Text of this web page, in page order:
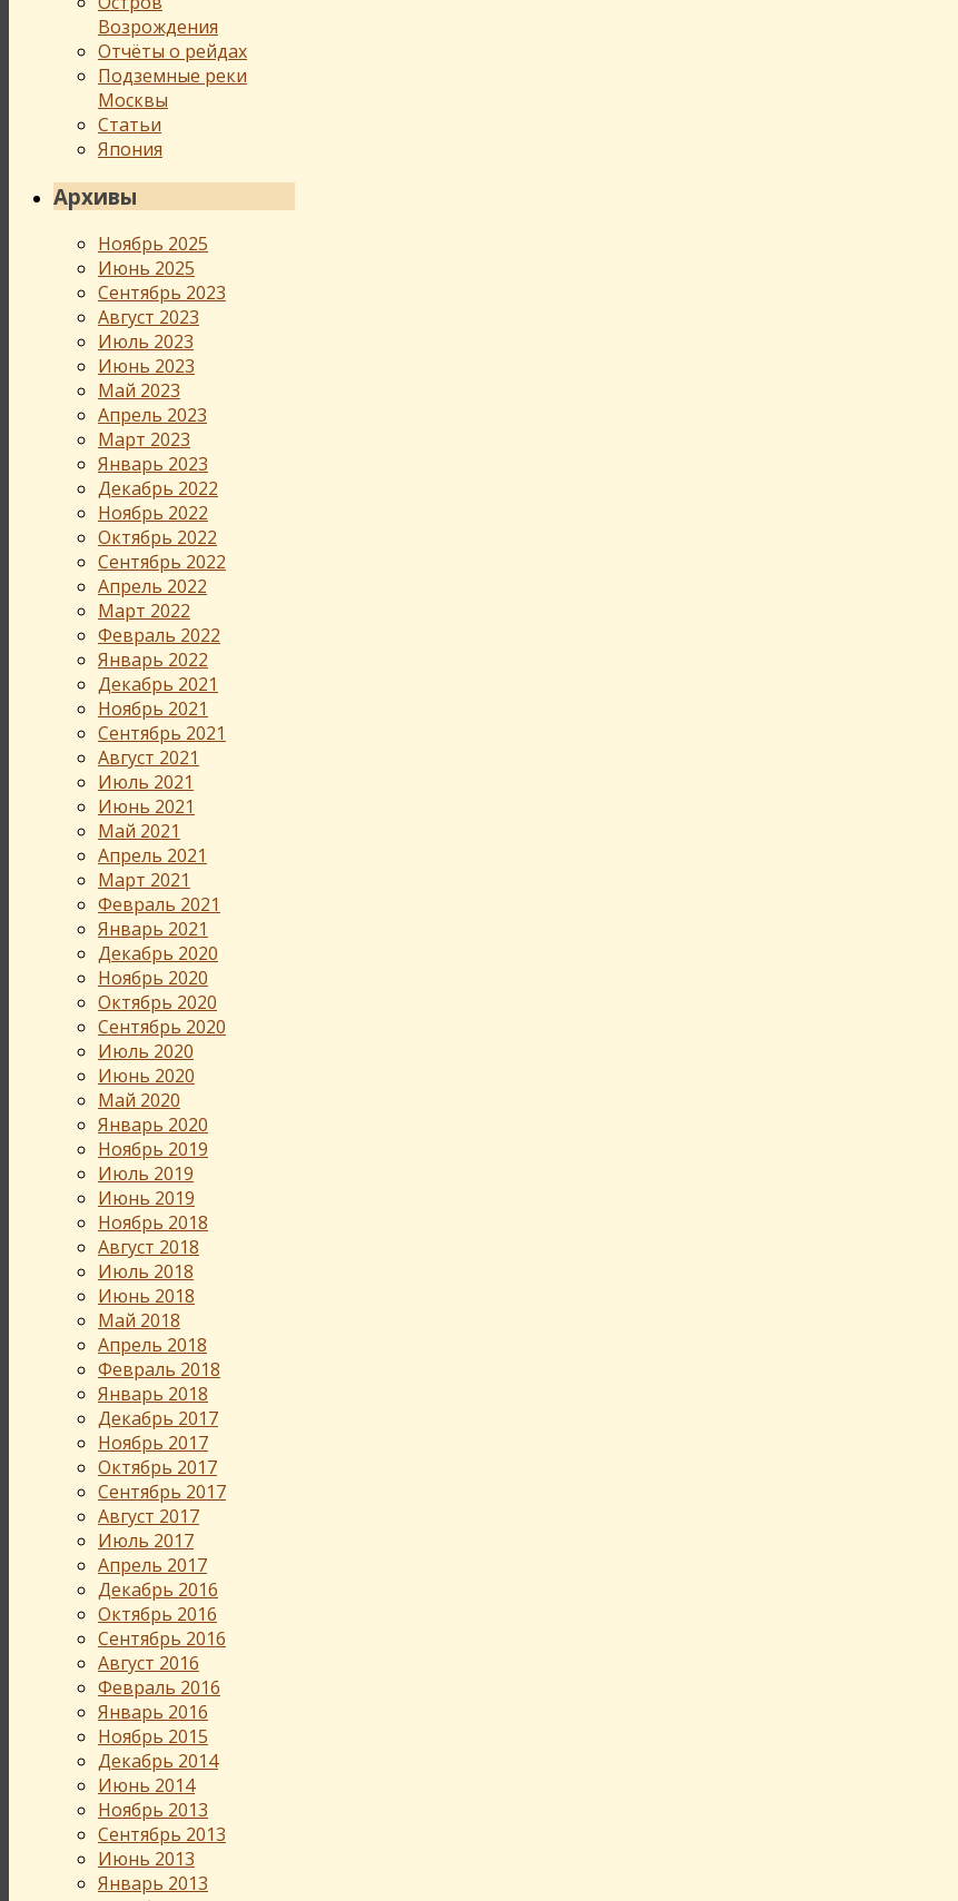
Возрождения
Отчёты о рейдах
Подземные реки
Москвы
Статьи
Япония
Архивы
Ноябрь 2025
Июнь 2025
Сентябрь 2023
Август 2023
Июль 2023
Июнь 2023
Май 2023
Апрель 2023
Март 2023
Январь 2023
Декабрь 2022
Ноябрь 2022
Октябрь 2022
Сентябрь 2022
Апрель 2022
Март 2022
Февраль 2022
Январь 2022
Декабрь 2021
Ноябрь 2021
Сентябрь 2021
Август 2021
Июль 2021
Июнь 2021
Май 2021
Апрель 2021
Март 2021
Февраль 2021
Январь 2021
Декабрь 2020
Ноябрь 2020
Октябрь 2020
Сентябрь 2020
Июль 2020
Июнь 2020
Май 2020
Январь 2020
Ноябрь 2019
Июль 2019
Июнь 2019
Ноябрь 2018
Август 2018
Июль 2018
Июнь 2018
Май 2018
Апрель 2018
Февраль 2018
Январь 2018
Декабрь 2017
Ноябрь 2017
Октябрь 2017
Сентябрь 2017
Август 2017
Июль 2017
Апрель 2017
Декабрь 2016
Октябрь 2016
Сентябрь 2016
Август 2016
Февраль 2016
Январь 2016
Ноябрь 2015
Декабрь 2014
Июнь 2014
Ноябрь 2013
Сентябрь 2013
Июнь 2013
Январь 2013